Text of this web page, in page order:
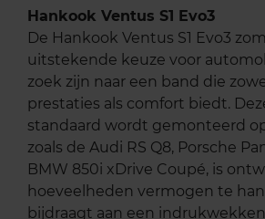
Hankook Ventus S1 Evo3
De Hankook Ventus S1 Evo3
uitstekende keuze voor
zoek zijn naar een band die
prestaties als comfort biedt.
standaard wordt gemonteerd
zoals de Audi RS Q8, Porsche
BMW 850i xDrive Coupé, is
hoeveelheden vermogen te
bijdraagt aan een